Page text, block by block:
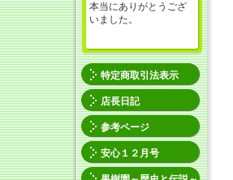
本当にありがとうござ
いました。
特定商取引法表示
店長日記
参考ページ
安心１２月号